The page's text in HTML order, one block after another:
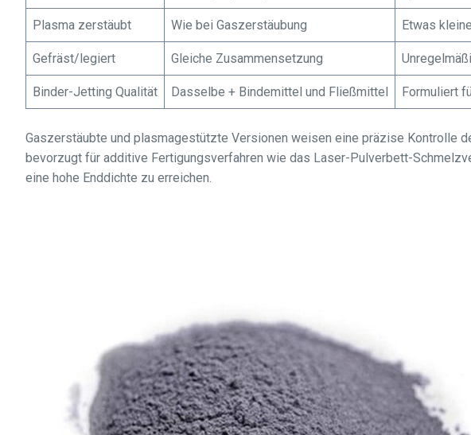
Plasma zerstäubt Wie bei Gaszerstäubung Etwas
Gefräst/legiert Gleiche Zusammensetzung
Binder-Jetting Qualität Dasselbe + Bindemittel und Fließmittel Formuliert
Gaszerstäubte und plasmagestützte Versionen weisen eine präzise Kontrolle
bevorzugt für additive Fertigungsverfahren wie das Laser-Pulverbett-
eine hohe Enddichte zu erreichen.